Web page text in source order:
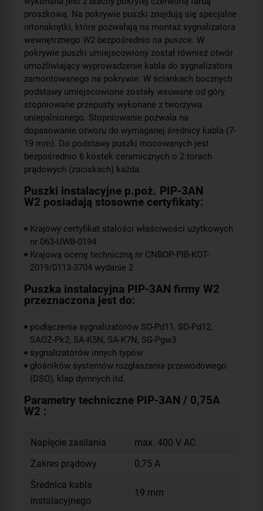
proszkową. Na pokrywie puszki znajdują się specjalne
nitonakrętki, które pozwalają na montaż sygnalizatora
wewnętrznego W2 bezpośrednio na puszce. W
pokrywie puszki umiejscowiony został również otwór
umożliwiający wyprowadzenie kabla do sygnalizatora
zamontowanego na pokrywie. W ściankach bocznych
podstawy umiejscowione zostały wsuwane od góry
stopniowane przepusty wykonane z tworzywa
uniepalnionego. Stopniowanie pozwala na
dopasowanie otworu do wymaganej średnicy kabla (7-
19 mm). Do podstawy puszki mocowanych jest
bezpośrednio 6 kostek ceramicznych o 2 torach
prądowych (zaciskach) każda.
Puszki instalacyjne p.poż. PIP-3AN
W2 posiadają stosowne certyfikaty:
Krajowy certyfikat stałości właściwości użytkowych
nr 063-UWB-0194
Krajową ocenę techniczną nr CNBOP-PIB-KOT-
2019/0113-3704 wydanie 2
Puszka instalacyjna PIP-3AN firmy W2
przeznaczona jest do:
podłączenia sygnalizatorów SO-Pd11, SO-Pd12,
SAOZ-Pk2, SA-K5N, SA-K7N, SG-Pgw3
sygnalizatorów innych typów
głośników systemów rozgłaszania przewodowego
(DSO), klap dymnych itd.
Parametry techniczne PIP-3AN / 0,75A
W2 :
Napięcie zasilania
max. 400 V AC
Zakres prądowy
0,75 A
Średnica kabla
instalacyjnego
19 mm